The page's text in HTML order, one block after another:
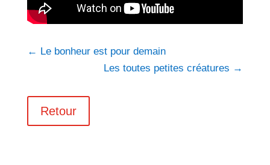
← Le bonheur est pour demain
Les toutes petites créatures →
Retour